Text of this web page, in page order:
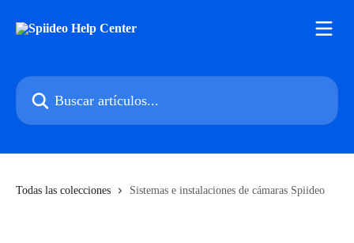
Buscar artículos...
Todas las colecciones Sistemas e instalaciones de cámaras Spiideo